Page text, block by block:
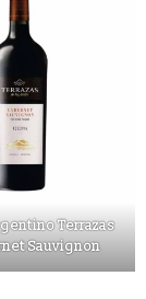
Terrazas
Sauvignon